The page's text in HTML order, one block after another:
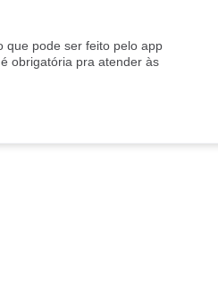
que pode ser feito pelo app
obrigatória pra atender às